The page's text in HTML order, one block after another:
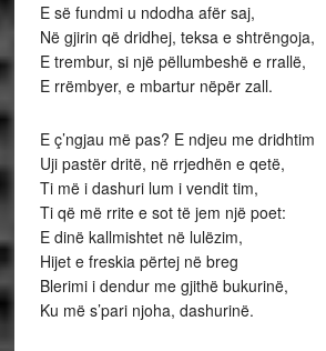
E së fundmi u ndodha afër saj,
Në gjirin që dridhej, teksa e shtrëngoja,
E trembur, si një pëllumbeshë e rrallë,
E rrëmbyer, e mbartur nëpër zall.
E ç’ngjau më pas? E ndjeu me dridhtim
Uji pastër dritë, në rrjedhën e qetë,
Ti më i dashuri lum i vendit tim,
Ti që më rrite e sot të jem një poet:
E dinë kallmishtet në lulëzim,
Hijet e freskia përtej në breg
Blerimi i dendur me gjithë bukurinë,
Ku më s’pari njoha, dashurinë.